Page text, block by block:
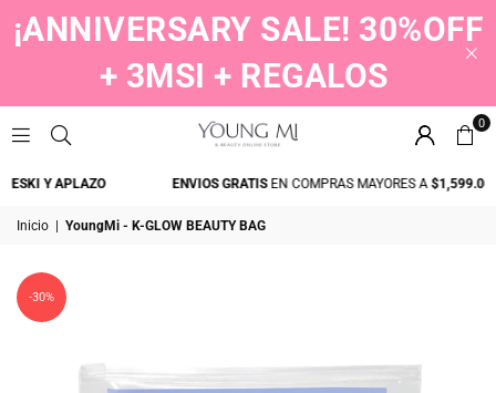
¡ANNIVERSARY SALE! 30%OFF
+ 3MSI + REGALOS
0
Y APLAZO ENVIOS GRATISEN COMPRAS MAYORES A$1,599.00
Inicio YoungMi - K-GLOW BEAUTY BAG
-30%